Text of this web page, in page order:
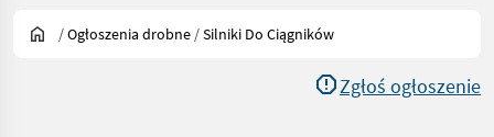
/Ogłoszenia drobne /Silniki Do Ciągników
Zgłoś ogłoszenie